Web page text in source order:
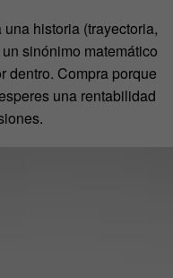
historia (trayectoria,
sinónimo matemático
dentro. Compra porque
una rentabilidad